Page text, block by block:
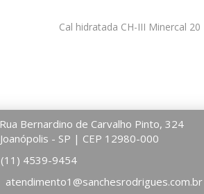
Cal hidratada CH-III Minercal 20
Rua Bernardino de Carvalho Pinto, 324
Joanópolis - SP | CEP 12980-000
(11) 4539-9454
atendimento1@sanchesrodrigues.com.br